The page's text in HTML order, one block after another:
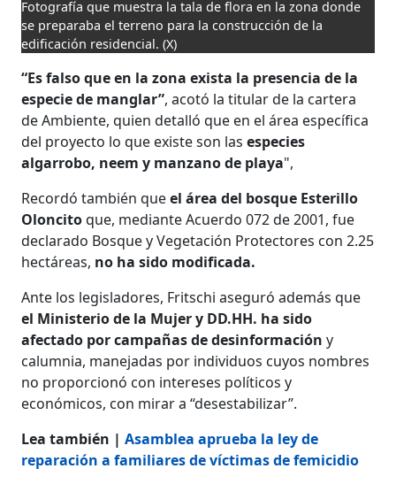
Fotografía que muestra la tala de flora en la zona donde
se preparaba el terreno para la construcción de la
edificación residencial. (X)
“Es falso que en la zona exista la presencia de la
especie de manglar”, acotó la titular de la cartera
de Ambiente, quien detalló que en el área específica
del proyecto lo que existe son lasespecies
algarrobo, neem y manzano de playa",
Recordó también queel área del bosque Esterillo
Oloncitoque, mediante Acuerdo 072 de 2001, fue
declarado Bosque y Vegetación Protectores con 2.25
hectáreas, no ha sido modificada.
Ante los legisladores, Fritschi aseguró además que
el Ministerio de la Mujer y DD.HH. ha sido
afectado por campañas de desinformacióny
calumnia, manejadas por individuos cuyos nombres
no proporcionó con intereses políticos y
económicos, con mirar a “desestabilizar”.
Lea también |Asamblea aprueba la ley de
reparación a familiares de víctimas de femicidio